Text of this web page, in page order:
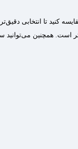
کنید تا انتخابی
است. همچنین می‌توانید